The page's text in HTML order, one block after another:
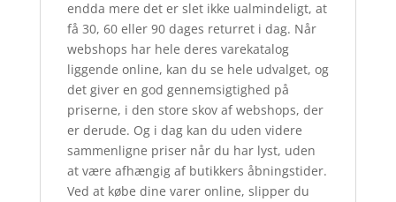
endda mere det er slet ikke ualmindeligt, at
få 30, 60 eller 90 dages returret i dag. Når
webshops har hele deres varekatalog
liggende online, kan du se hele udvalget, og
det giver en god gennemsigtighed på
priserne, i den store skov af webshops, der
er derude. Og i dag kan du uden videre
sammenligne priser når du har lyst, uden
at være afhængig af butikkers åbningstider.
Ved at købe dine varer online, slipper du